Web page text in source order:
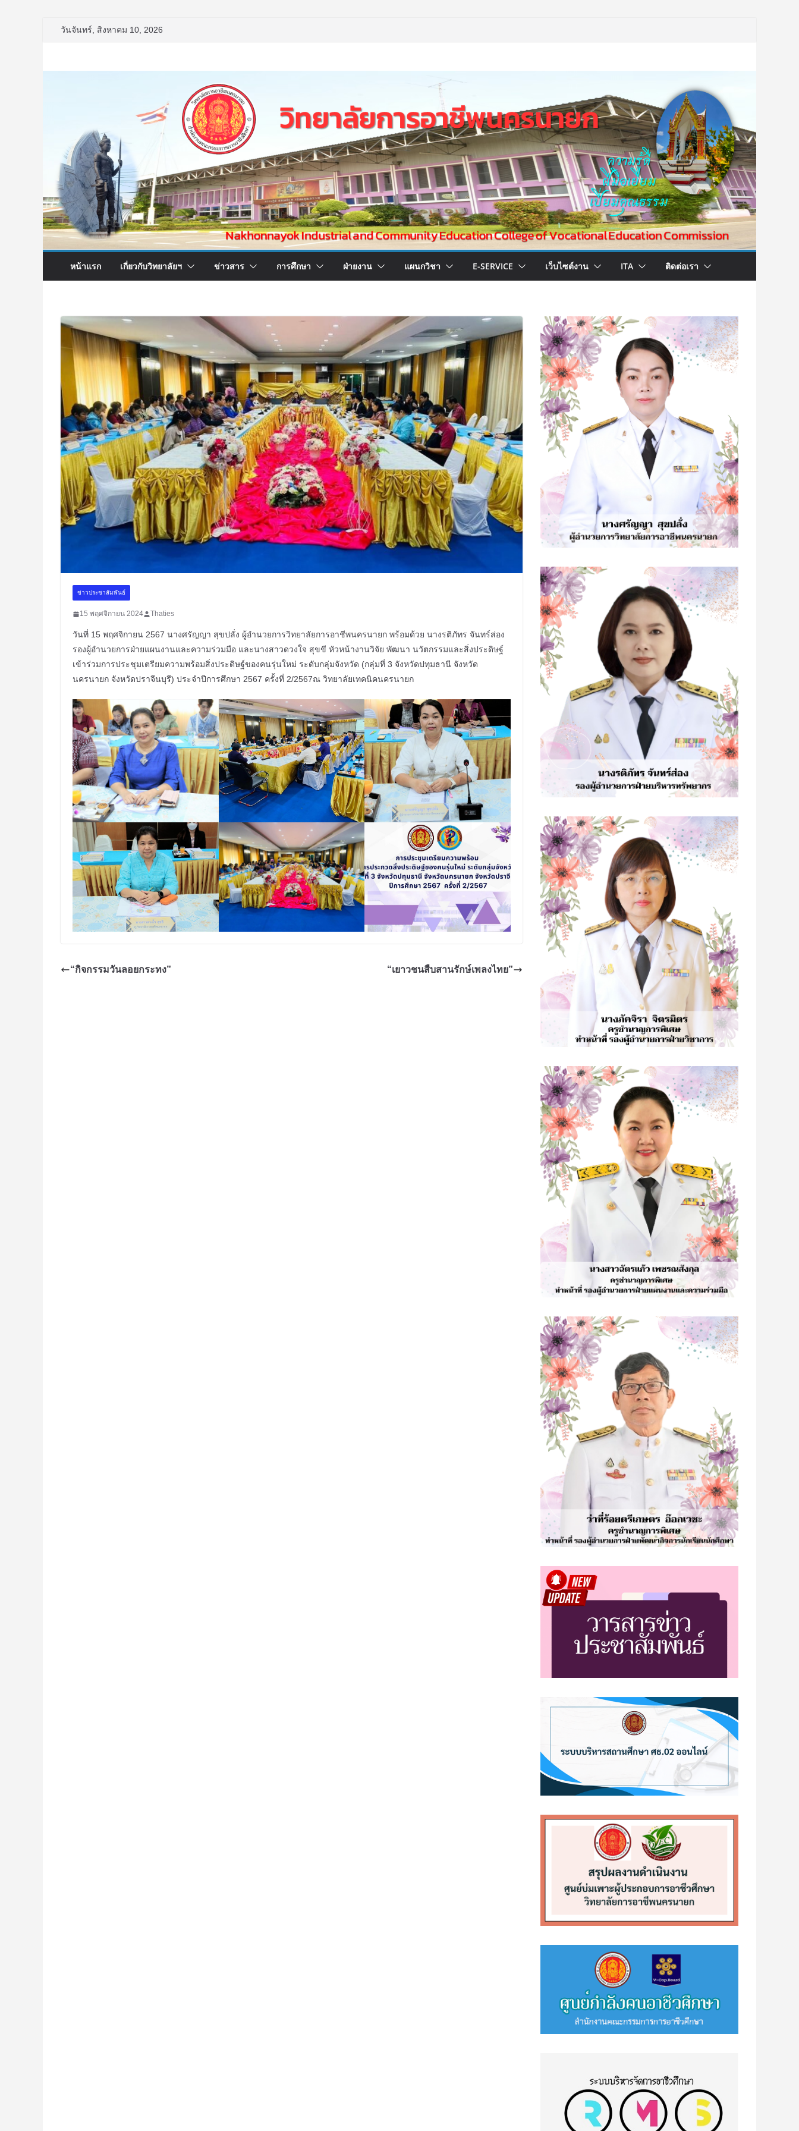
วันจันทร์, สิงหาคม 10, 2026
หน้าแรก เกี่ยวกับวิทยาลัยฯ ข่าวสาร การศึกษา ฝ่ายงาน แผนกวิชา E-SERVICE เว็บไซต์งาน ITA ติดต่อเรา
ข่าวประชาสัมพันธ์
15 พฤศจิกายน 2024 Thaties
วันที่ 15 พฤศจิกายน 2567 นางศรัญญา สุขปลั่ง ผู้อำนวยการวิทยาลัยการอาชีพนครนายก พร้อมด้วย นางรติภัทร จันทร์ส่อง
รองผู้อำนวยการฝ่ายแผนงานและความร่วมมือ และนางสาวดวงใจ สุขขี หัวหน้างานวิจัย พัฒนา นวัตกรรมและสิ่งประดิษฐ์
เข้าร่วมการประชุมเตรียมความพร้อมสิ่งประดิษฐ์ของคนรุ่นใหม่ ระดับกลุ่มจังหวัด (กลุ่มที่ 3 จังหวัดปทุมธานี จังหวัด
นครนายก จังหวัดปราจีนบุรี) ประจำปีการศึกษา 2567 ครั้งที่ 2/2567ณ วิทยาลัยเทคนิคนครนายก
“กิจกรรมวันลอยกระทง” “เยาวชนสืบสานรักษ์เพลงไทย”